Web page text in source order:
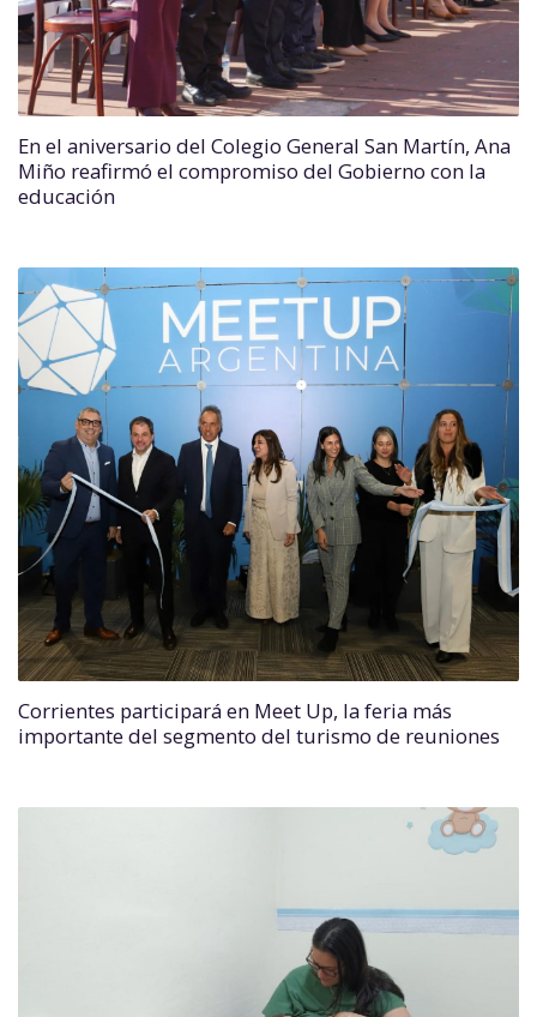
En el aniversario del Colegio General San Martín, Ana
Miño reafirmó el compromiso del Gobierno con la
educación
Corrientes participará en Meet Up, la feria más
importante del segmento del turismo de reuniones